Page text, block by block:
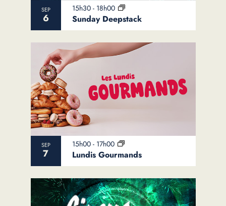
SEP
6 Sunday Deepstack
15h30 - 18h00
SEP
7 Lundis Gourmands
15h00 - 17h00